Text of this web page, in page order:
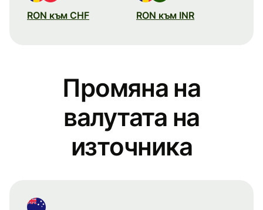
RON към CHF RON към INR
Промяна на
валутата на
източника